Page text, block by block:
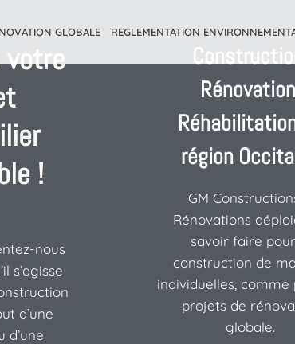
GLOBALE REGLEMENTATION
!
nous
s’agisse
d’une
d’une
région
GM
Rénovations
savoir faire
construction de
individuelles, comme
projets de
globale.